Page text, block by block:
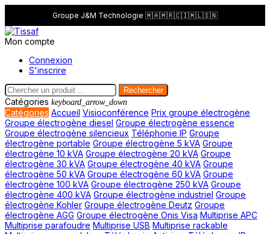
Groupe J&M Technologie 🇲🇦🇲🇷🇨🇮🇲🇱🇸🇳
Mon compte
Connexion
S'inscrire
Rechercher
Catégories keyboard_arrow_down
Catégories Accueil Visioconférence Prix groupe électrogène
Groupe électrogène diesel Groupe électrogène essence
Groupe électrogène silencieux Téléphonie IP Groupe
électrogène portable Groupe électrogène 5 kVA Groupe
électrogène 10 kVA Groupe électrogène 20 kVA Groupe
électrogène 30 kVA Groupe électrogène 40 kVA Groupe
électrogène 50 kVA Groupe électrogène 60 kVA Groupe
électrogène 100 kVA Groupe électrogène 250 kVA Groupe
électrogène 400 kVA Groupe électrogène industriel Groupe
électrogène Kohler Groupe électrogène Deutz Groupe
électrogène AGG Groupe électrogène Onis Visa Multiprise APC
Multiprise parafoudre Multiprise USB Multiprise rackable